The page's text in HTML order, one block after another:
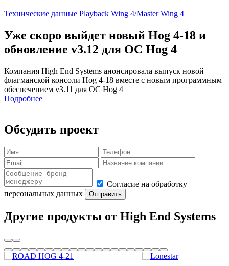
Технические данные Playback Wing 4/Master Wing 4
Уже скоро выйдет новый Hog 4-18 и
обновление v3.12 для ОС Hog 4
Компания High End Systems анонсировала выпуск новой
флагманской консоли Hog 4-18 вместе с новым программным
обеспечением v3.11 для ОС Hog 4
Подробнее
Обсудить проект
Согласие на обработку
персональных данных
Отправить
Другие продукты от High End Systems